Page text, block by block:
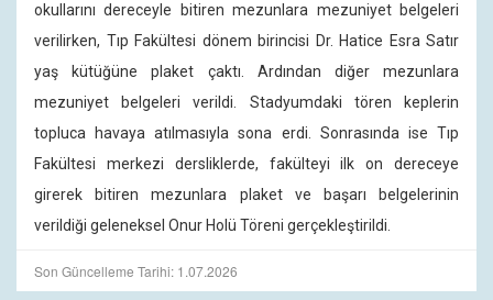
okullarını dereceyle bitiren mezunlara mezuniyet belgeleri
verilirken, Tıp Fakültesi dönem birincisi Dr. Hatice Esra Satır
yaş kütüğüne plaket çaktı. Ardından diğer mezunlara
mezuniyet belgeleri verildi. Stadyumdaki tören keplerin
topluca havaya atılmasıyla sona erdi. Sonrasında ise Tıp
Fakültesi merkezi dersliklerde, fakülteyi ilk on dereceye
girerek bitiren mezunlara plaket ve başarı belgelerinin
verildiği geleneksel Onur Holü Töreni gerçekleştirildi.
Son Güncelleme Tarihi: 1.07.2026